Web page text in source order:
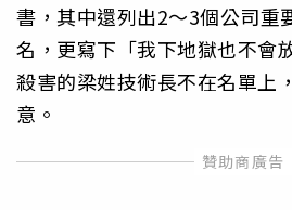
書，其中還列出2～3個公司重
名，更寫下「我下地獄也不會
殺害的梁姓技術長不在名單上
意。